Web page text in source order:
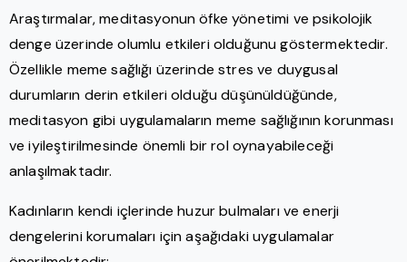
Araştırmalar, meditasyonun öfke yönetimi ve psikolojik
denge üzerinde olumlu etkileri olduğunu göstermektedir.
Özellikle meme sağlığı üzerinde stres ve duygusal
durumların derin etkileri olduğu düşünüldüğünde,
meditasyon gibi uygulamaların meme sağlığının korunması
ve iyileştirilmesinde önemli bir rol oynayabileceği
anlaşılmaktadır.
Kadınların kendi içlerinde huzur bulmaları ve enerji
dengelerini korumaları için aşağıdaki uygulamalar